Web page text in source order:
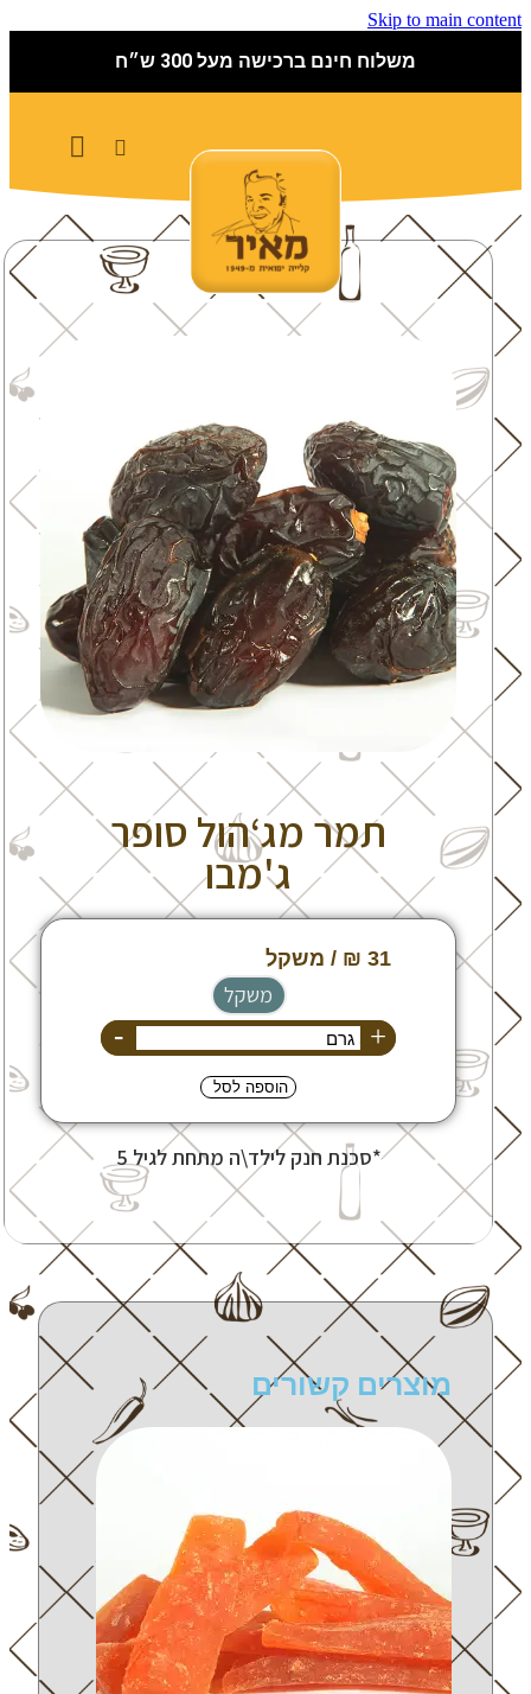
Skip to main content
משלוח חינם ברכישה מעל 300 ש״ח
תמר מג‘הול סופר
ג'מבו
משקל
+
-
הוספה לסל
*סכנת חנק לילד\ה מתחת לגיל 5
מוצרים קשורים